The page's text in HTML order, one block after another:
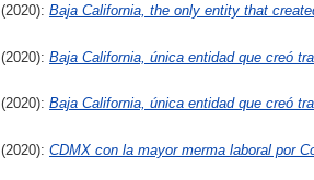
(2020): Baja California, the only entity that
(2020): Baja California, única entidad que creó
(2020): Baja California, única entidad que creó
(2020): CDMX con la mayor merma laboral por